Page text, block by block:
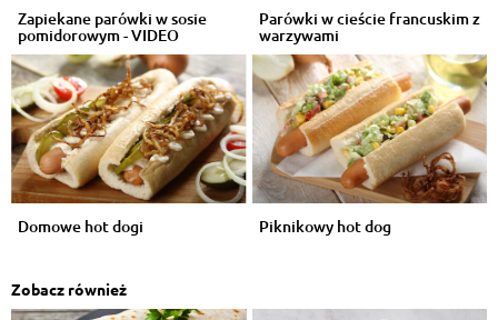
Zapiekane parówki w sosie
pomidorowym - VIDEO
Parówki w cieście francuskim z
warzywami
Domowe hot dogi Piknikowy hot dog
Zobacz również